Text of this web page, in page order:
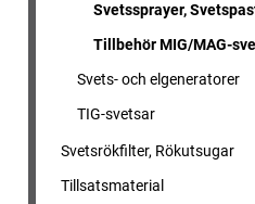
Svetssprayer,
Tillbehör MIG/MAG-
Svets- och elgeneratorer
TIG-svetsar
Svetsrökfilter, Rökutsugar
Tillsatsmaterial